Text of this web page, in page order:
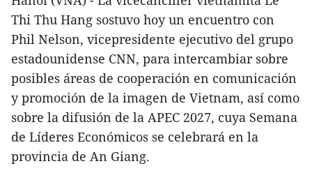
Thi Thu Hang sostuvo hoy un encuentro con
Phil Nelson, vicepresidente ejecutivo del grupo
estadounidense CNN, para intercambiar sobre
posibles áreas de cooperación en comunicación
y promoción de la imagen de Vietnam, así como
sobre la difusión de la APEC 2027, cuya Semana
de Líderes Económicos se celebrará en la
provincia de An Giang.